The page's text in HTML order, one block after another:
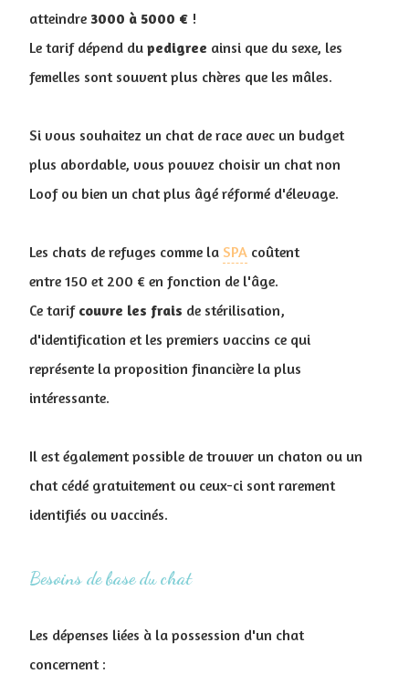
atteindre 3000 à 5000 € !
Le tarif dépend du pedigree ainsi que du sexe, les
femelles sont souvent plus chères que les mâles.
Si vous souhaitez un chat de race avec un budget
plus abordable, vous pouvez choisir un chat non
Loof ou bien un chat plus âgé réformé d'élevage.
Les chats de refuges comme la SPA coûtent
entre 150 et 200 € en fonction de l'âge.
Ce tarif couvre les frais de stérilisation,
d'identification et les premiers vaccins ce qui
représente la proposition financière la plus
intéressante.
Il est également possible de trouver un chaton ou un
chat cédé gratuitement ou ceux-ci sont rarement
identifiés ou vaccinés.
Besoins de base du chat
Les dépenses liées à la possession d'un chat
concernent :